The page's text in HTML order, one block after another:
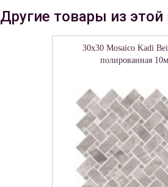
Другие товары из
30x30 Mosaico Kadi
полированная